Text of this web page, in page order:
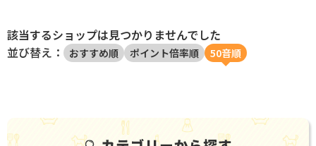
該当するショップは見つかりませんでした
並び替え：
おすすめ順 ポイント倍率順 50音順